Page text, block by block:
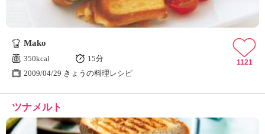
Mako
350kcal
15分
2009/04/29 きょうの料理レシピ
1121
ツナメルト